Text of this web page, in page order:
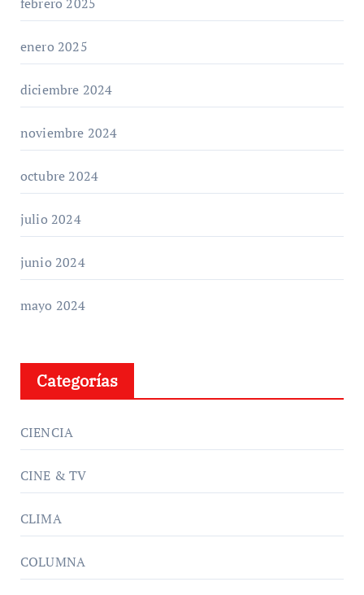
enero 2025
diciembre 2024
noviembre 2024
octubre 2024
julio 2024
junio 2024
mayo 2024
Categorías
CIENCIA
CINE & TV
CLIMA
COLUMNA